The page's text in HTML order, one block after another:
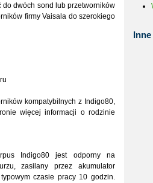
do dwóch sond lub przetworników
firmy Vaisala do szerokiego
kompatybilnych z Indigo80,
więcej informacji o rodzinie
Indigo80 jest odporny na
zasilany przez akumulator
czasie pracy 10 godzin.
Inne